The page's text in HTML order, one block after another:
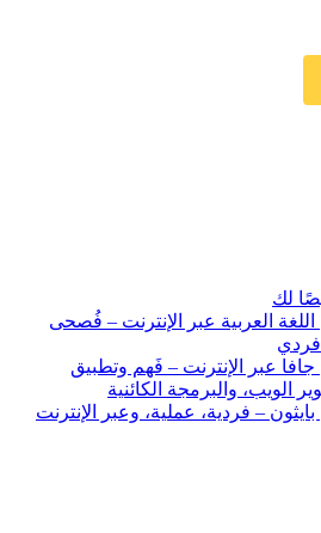
لك
العربية عبر الإنترنت – فُصحى
فردي
عبر الإنترنت – فَهم وتطبيق
الويب، والبرمجة الكائنية
– فردية، عملية، وعبر الإنترنت